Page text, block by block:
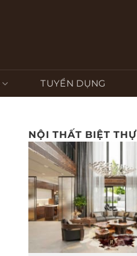
TUYỂN DỤNG
NỘI THẤT BIỆT THỰ